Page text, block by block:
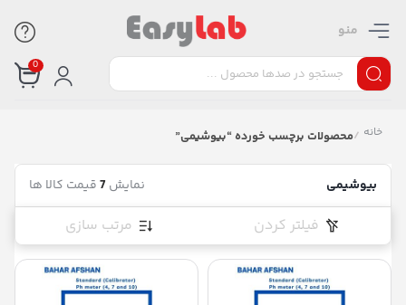
منو
0
خانه /محصولات برچسب خورده “بیوشیمی”
بیوشیمی نمایش7قیمت کالا ها
فیلتر کردن مرتب سازی